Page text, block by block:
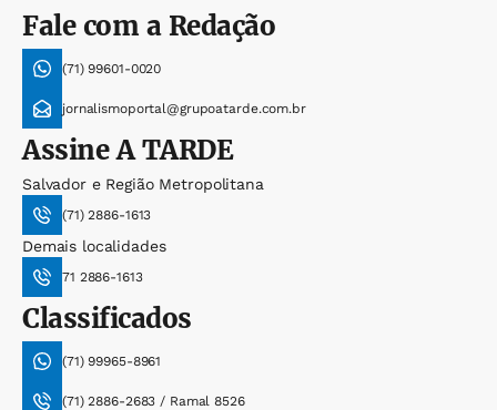
Fale com a Redação
(71) 99601-0020
jornalismoportal@grupoatarde.com.br
AssineA TARDE
Salvador e Região Metropolitana
(71) 2886-1613
Demais localidades
71 2886-1613
Classificados
(71) 99965-8961
(71) 2886-2683 / Ramal 8526